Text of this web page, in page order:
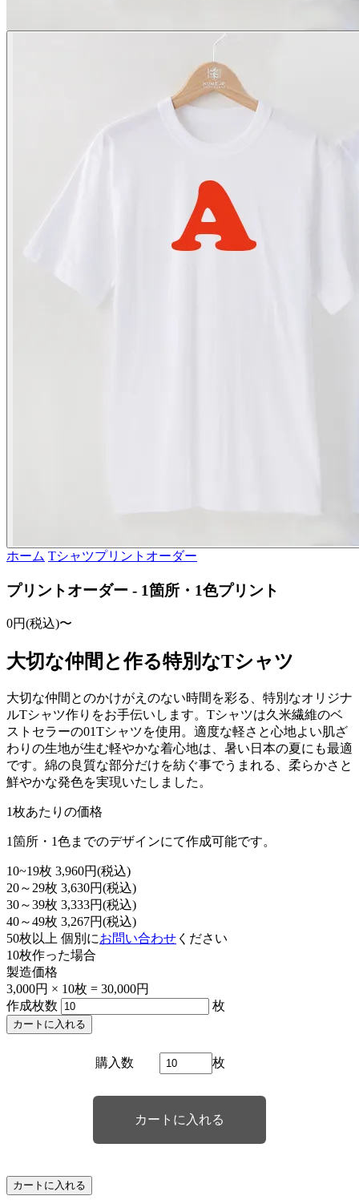
ホーム Tシャツプリントオーダー
プリントオーダー - 1箇所・1色プリント
0円(税込)〜
大切な仲間と作る特別なTシャツ
大切な仲間とのかけがえのない時間を彩る、特別なオリジナ
ルTシャツ作りをお手伝いします。Tシャツは久米繊維のベ
ストセラーの01Tシャツを使用。適度な軽さと心地よい肌ざ
わりの生地が生む軽やかな着心地は、暑い日本の夏にも最適
です。綿の良質な部分だけを紡ぐ事でうまれる、柔らかさと
鮮やかな発色を実現いたしました。
1枚あたりの価格
1箇所・1色までのデザインにて作成可能です。
10~19枚 3,960円(税込)
20～29枚 3,630円(税込)
30～39枚 3,333円(税込)
40～49枚 3,267円(税込)
50枚以上 個別にお問い合わせ ください
10枚作った場合
製造価格
3,000円 × 10枚 = 30,000円
作成枚数
枚
カートに入れる
購入数 枚
カートに入れる